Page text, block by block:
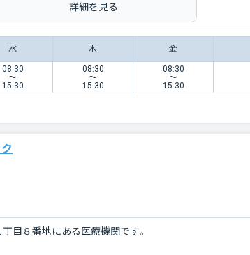
詳細を見る
水 木 金
08:30
〜
15:30
08:30
〜
15:30
08:30
〜
15:30
目８番地にある医療機関です。